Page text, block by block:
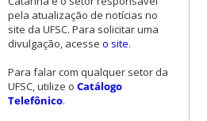
pela atualização de notícias no
site da UFSC. Para solicitar uma
divulgação, acesse o site.
Para falar com qualquer setor da
UFSC, utilize o Catálogo
Telefônico.